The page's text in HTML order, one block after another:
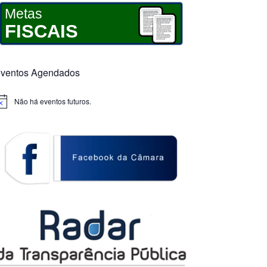
Metas
FISCAIS
Agendados
Não há eventos futuros.